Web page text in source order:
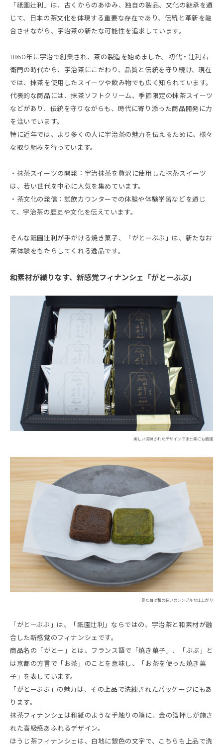
「祇園辻利」は、古くからのあゆみ、独自の製品、文化の継承を通
じて、日本の茶文化を体現する重要な存在であり、伝統と革新を融
合させながら、宇治茶の新たな可能性を追求しています。
1860年に宇治で創業され、茶の製造を始めました。初代・辻利右
衛門の時代から、宇治茶にこだわり、品質と伝統を守り続け、現在
では、抹茶を使用したスイーツや飲み物でも広く知られています。
代表的な商品には、抹茶ソフトクリーム、季節限定の抹茶スイーツ
などがあり、伝統を守りながらも、時代に寄り添った商品開発に力
を注いでいます。
特に近年では、より多くの人に宇治茶の魅力を伝えるために、様々
な取り組みを行っています。
・抹茶スイーツの開発：宇治抹茶を贅沢に使用した抹茶スイーツ
は、若い世代を中心に人気を集めています。
・茶文化の発信：試飲カウンターでの体験や体験学習などを通じ
て、宇治茶の歴史や文化を伝えています。
そんな祇園辻利が手がける焼き菓子、「がとーぶぶ」は、新たなお
茶体験をもたらしてくれる逸品です。
和素材が織りなす、新感覚フィナンシェ「がとーぶぶ」
美しい洗練されたデザインで手土産にも最適
見た目は和の装いのシンプルな仕上がり
「がとーぶぶ」は、「祇園辻利」ならではの、宇治茶と和素材が融
合した新感覚のフィナンシェです。
商品名の「がとー」とは、フランス語で「焼き菓子」、「ぶぶ」と
は京都の方言で「お茶」のことを意味し、「お茶を使った焼き菓
子」を表しています。
「がとーぶぶ」の魅力は、その上品で洗練されたパッケージにもあ
ります。
抹茶フィナンシェは和紙のような手触りの箱に、金の箔押しが施さ
れた高級感あふれるデザイン。
ほうじ茶フィナンシェは、白地に銀色の文字で、こちらも上品で洗